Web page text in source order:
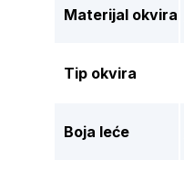
Materijal okvira
Tip okvira
Boja leće